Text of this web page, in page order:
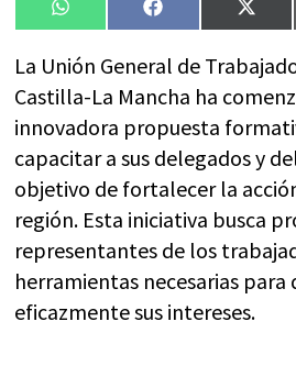
Compartir
en
WhatsAppCompartir
en
Facebook
en
X
La Unión General de
Castilla-La Mancha ha
innovadora propuesta
capacitar a sus delegados y
objetivo de fortalecer la
región. Esta iniciativa busca
representantes de los
herramientas necesarias para
eficazmente sus intereses.